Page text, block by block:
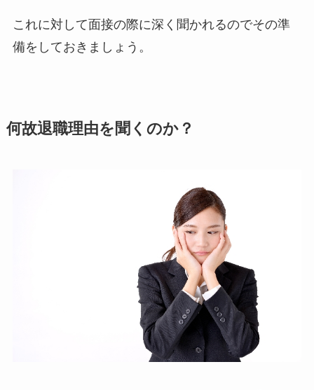
これに対して面接の際に深く聞かれるのでその準
備をしておきましょう。
何故退職理由を聞くのか？